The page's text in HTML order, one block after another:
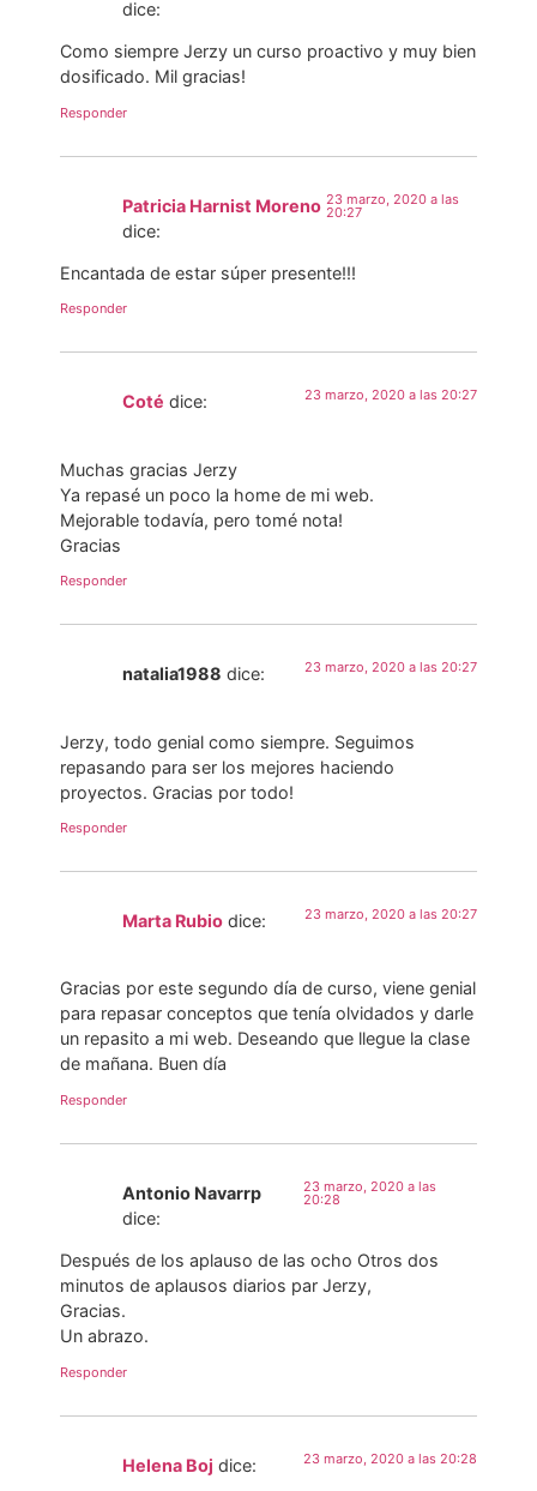
dice:
Como siempre Jerzy un curso proactivo y muy bien
dosificado. Mil gracias!
Responder
Patricia Harnist Moreno
dice:
23 marzo, 2020 a las
20:27
Encantada de estar súper presente!!!
Responder
Coté dice: 23 marzo, 2020 a las 20:27
Muchas gracias Jerzy
Ya repasé un poco la home de mi web.
Mejorable todavía, pero tomé nota!
Gracias
Responder
natalia1988 dice: 23 marzo, 2020 a las 20:27
Jerzy, todo genial como siempre. Seguimos
repasando para ser los mejores haciendo
proyectos. Gracias por todo!
Responder
Marta Rubio dice: 23 marzo, 2020 a las 20:27
Gracias por este segundo día de curso, viene genial
para repasar conceptos que tenía olvidados y darle
un repasito a mi web. Deseando que llegue la clase
de mañana. Buen día
Responder
Antonio Navarrp
dice:
23 marzo, 2020 a las
20:28
Después de los aplauso de las ocho Otros dos
minutos de aplausos diarios par Jerzy,
Gracias.
Un abrazo.
Responder
Helena Boj dice: 23 marzo, 2020 a las 20:28